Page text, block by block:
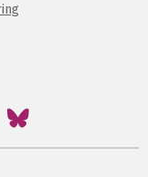
Bezoek